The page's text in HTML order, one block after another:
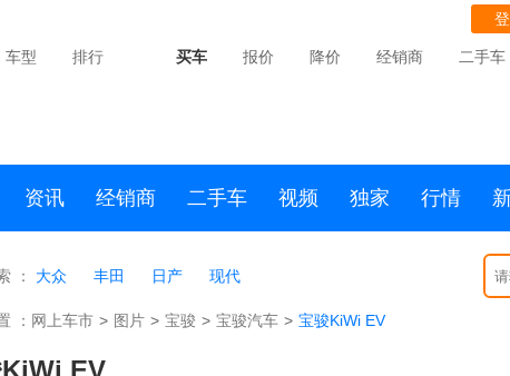
车型 排行 买车 报价 降价 经销商 二手车
资讯 经销商 二手车 视频 独家 行情
： 大众 丰田 日产 现代
： 网上车市 > 图片 > 宝骏 > 宝骏汽车 > 宝骏KiWi EV
EV